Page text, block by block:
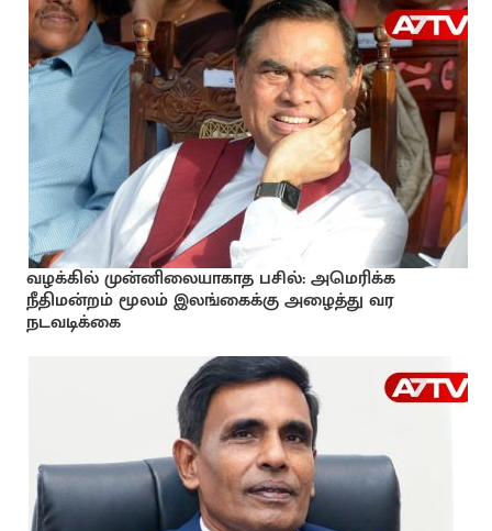
வழக்கில் முன்னிலையாகாத பசில்: அமெரிக்க
நீதிமன்றம் மூலம் இலங்கைக்கு அழைத்து வர
நடவடிக்கை